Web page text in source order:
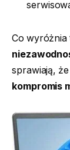
Co wyróżnia
sprawiają, że
kompromis